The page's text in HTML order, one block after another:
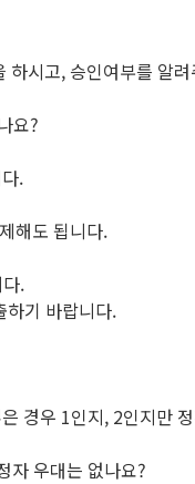
시고, 승인여부를 알
요?
.
해도 됩니다.
.
기 바랍니다.
경우 1인지, 2인지만
자 우대는 없나요?